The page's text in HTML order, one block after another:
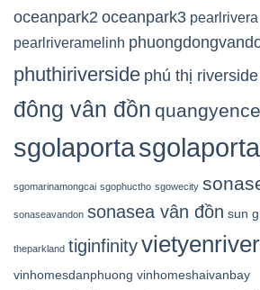
oceanpark2 oceanpark3 pearlrivera
pearlriveramelinh
phuthiriverside phú thị riverside
đông vân đồn
sgolaporta
sgomarinamongcai sgophuctho sgowecity
sonaseavandon sonasea vân đồn sun
theparkland tiginfinity
vinhomesdanphuong vinhomeshaivanbay